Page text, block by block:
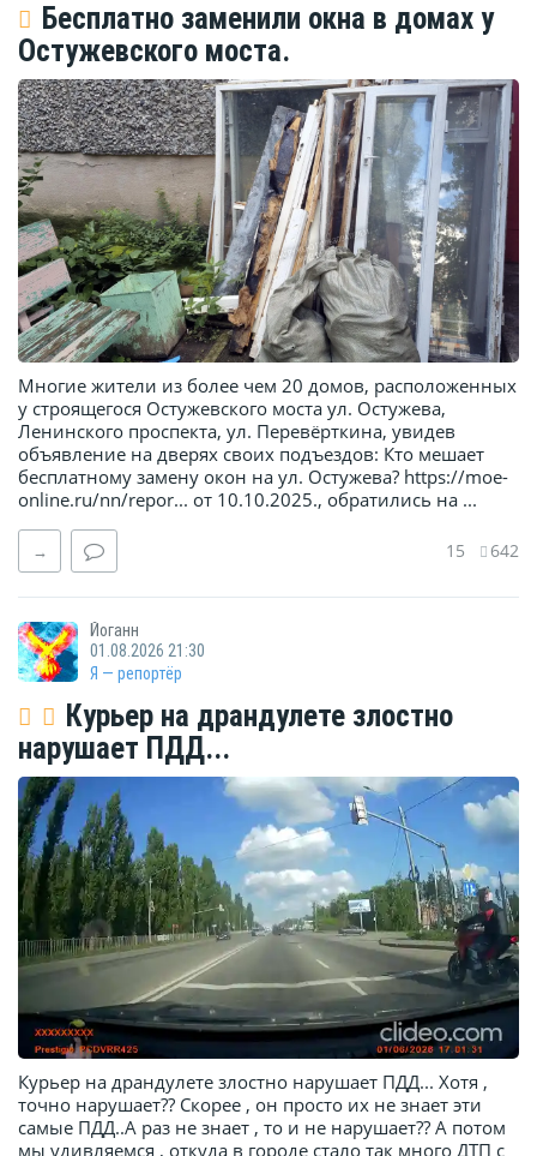
Бесплатно заменили окна в домах у
Остужевского моста.
Многие жители из более чем 20 домов, расположенных
у строящегося Остужевского моста ул. Остужева,
Ленинского проспекта, ул. Перевёрткина, увидев
объявление на дверях своих подъездов: Кто мешает
бесплатному замену окон на ул. Остужева? https://moe-
online.ru/nn/repor... от 10.10.2025., обратились на ...
→ 15 642
Йоганн
01.08.2026 21:30
Я — репортёр
Курьер на драндулете злостно
нарушает ПДД...
Курьер на драндулете злостно нарушает ПДД... Хотя ,
точно нарушает?? Скорее , он просто их не знает эти
самые ПДД..А раз не знает , то и не нарушает?? А потом
мы удивляемся , откуда в городе стало так много ДТП с